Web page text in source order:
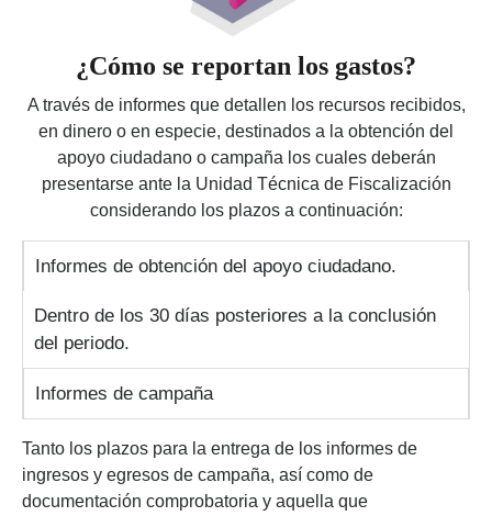
¿Cómo se reportan los gastos?
A través de informes que detallen los recursos recibidos,
en dinero o en especie, destinados a la obtención del
apoyo ciudadano o campaña los cuales deberán
presentarse ante la Unidad Técnica de Fiscalización
considerando los plazos a continuación:
Informes de obtención del apoyo ciudadano.
Dentro de los 30 días posteriores a la conclusión
del periodo.
Informes de campaña
Tanto los plazos para la entrega de los informes de
ingresos y egresos de campaña, así como de
documentación comprobatoria y aquella que